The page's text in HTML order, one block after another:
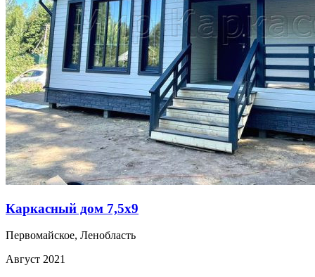
Каркасный дом 7,5х9
Первомайское, Ленобласть
Август 2021